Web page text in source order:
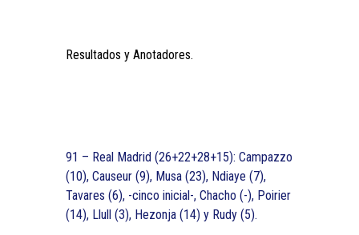
Resultados y Anotadores.
91 – Real Madrid (26+22+28+15): Campazzo
(10), Causeur (9), Musa (23), Ndiaye (7),
Tavares (6), -cinco inicial-, Chacho (-), Poirier
(14), Llull (3), Hezonja (14) y Rudy (5).